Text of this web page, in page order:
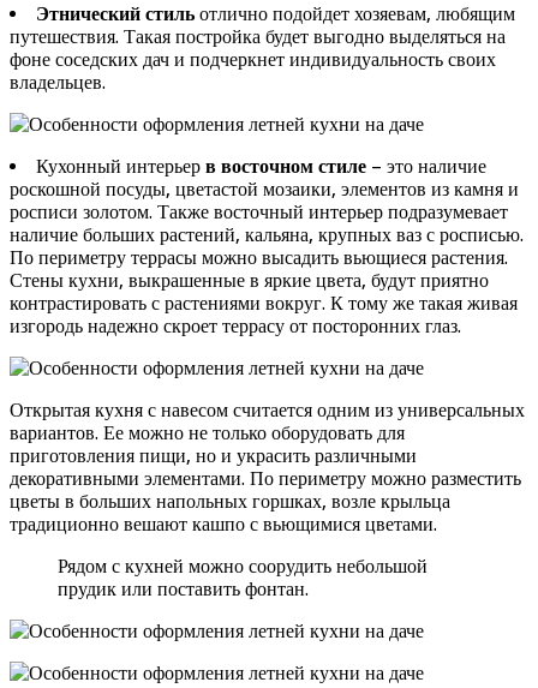
Этнический стиль отлично подойдет хозяевам, любящим
путешествия. Такая постройка будет выгодно выделяться на
фоне соседских дач и подчеркнет индивидуальность своих
владельцев.
Кухонный интерьер в восточном стиле – это наличие
роскошной посуды, цветастой мозаики, элементов из камня и
росписи золотом. Также восточный интерьер подразумевает
наличие больших растений, кальяна, крупных ваз с росписью.
По периметру террасы можно высадить вьющиеся растения.
Стены кухни, выкрашенные в яркие цвета, будут приятно
контрастировать с растениями вокруг. К тому же такая живая
изгородь надежно скроет террасу от посторонних глаз.
Открытая кухня с навесом считается одним из универсальных
вариантов. Ее можно не только оборудовать для
приготовления пищи, но и украсить различными
декоративными элементами. По периметру можно разместить
цветы в больших напольных горшках, возле крыльца
традиционно вешают кашпо с вьющимися цветами.
Рядом с кухней можно соорудить небольшой
прудик или поставить фонтан.